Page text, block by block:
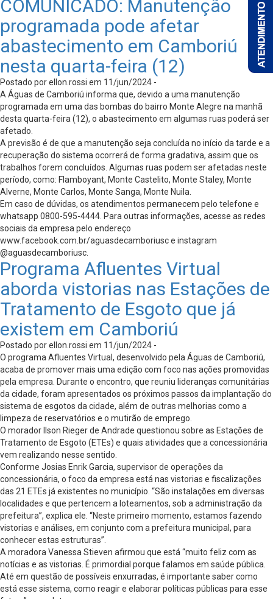
COMUNICADO: Manutenção
programada pode afetar
abastecimento em Camboriú
nesta quarta-feira (12)
Postado por ellon.rossi em 11/jun/2024 -
A Águas de Camboriú informa que, devido a uma manutenção
programada em uma das bombas do bairro Monte Alegre na manhã
desta quarta-feira (12), o abastecimento em algumas ruas poderá ser
afetado.
A previsão é de que a manutenção seja concluída no início da tarde e a
recuperação do sistema ocorrerá de forma gradativa, assim que os
trabalhos forem concluídos. Algumas ruas podem ser afetadas neste
período, como: Flamboyant, Monte Castelito, Monte Staley, Monte
Alverne, Monte Carlos, Monte Sanga, Monte Nuila.
Em caso de dúvidas, os atendimentos permanecem pelo telefone e
whatsapp 0800-595-4444. Para outras informações, acesse as redes
sociais da empresa pelo endereço
www.facebook.com.br/aguasdecamboriusc e instagram
@aguasdecamboriusc.
Programa Afluentes Virtual
aborda vistorias nas Estações de
Tratamento de Esgoto que já
existem em Camboriú
Postado por ellon.rossi em 11/jun/2024 -
O programa Afluentes Virtual, desenvolvido pela Águas de Camboriú,
acaba de promover mais uma edição com foco nas ações promovidas
pela empresa. Durante o encontro, que reuniu lideranças comunitárias
da cidade, foram apresentados os próximos passos da implantação do
sistema de esgotos da cidade, além de outras melhorias como a
limpeza de reservatórios e o mutirão de emprego.
O morador Ilson Rieger de Andrade questionou sobre as Estações de
Tratamento de Esgoto (ETEs) e quais atividades que a concessionária
vem realizando nesse sentido.
Conforme Josias Enrik Garcia, supervisor de operações da
concessionária, o foco da empresa está nas vistorias e fiscalizações
das 21 ETEs já existentes no município. “São instalações em diversas
localidades e que pertencem a loteamentos, sob a administração da
prefeitura”, explica ele. “Neste primeiro momento, estamos fazendo
vistorias e análises, em conjunto com a prefeitura municipal, para
conhecer estas estruturas”.
A moradora Vanessa Stieven afirmou que está “muito feliz com as
notícias e as vistorias. É primordial porque falamos em saúde pública.
Até em questão de possíveis enxurradas, é importante saber como
está esse sistema, como reagir e elaborar políticas públicas para esse